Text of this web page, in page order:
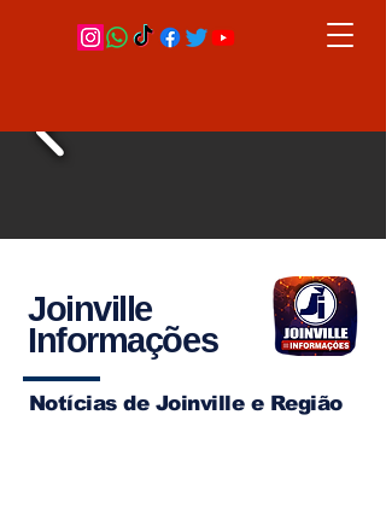
Joinville
Informações
Notícias de Joinville e Região